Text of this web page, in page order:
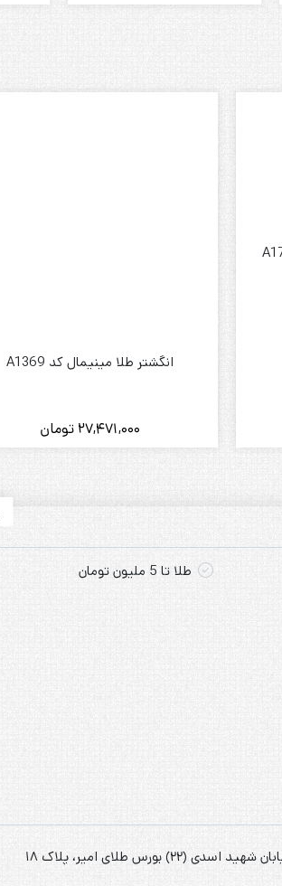
27,471,000 تومان
طلا تا 5 ملیون تومان
بورس طلای امیر، پلاک 18